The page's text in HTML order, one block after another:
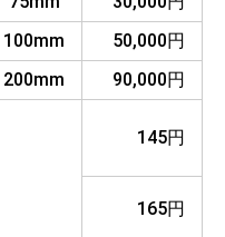
100mm
50,000円
200mm
90,000円
145円
165円